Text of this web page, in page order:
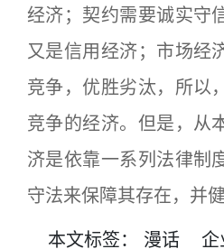
经济；契约需要诚实守
又是信用经济；市场经
竞争，优胜劣汰，所以
竞争的经济。但是，从
济是依靠一系列法律制
守法来保障其存在，并
本文标签： 漫话 企